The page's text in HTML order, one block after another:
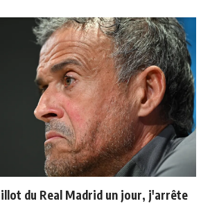
du Real Madrid un jour, j'arrête